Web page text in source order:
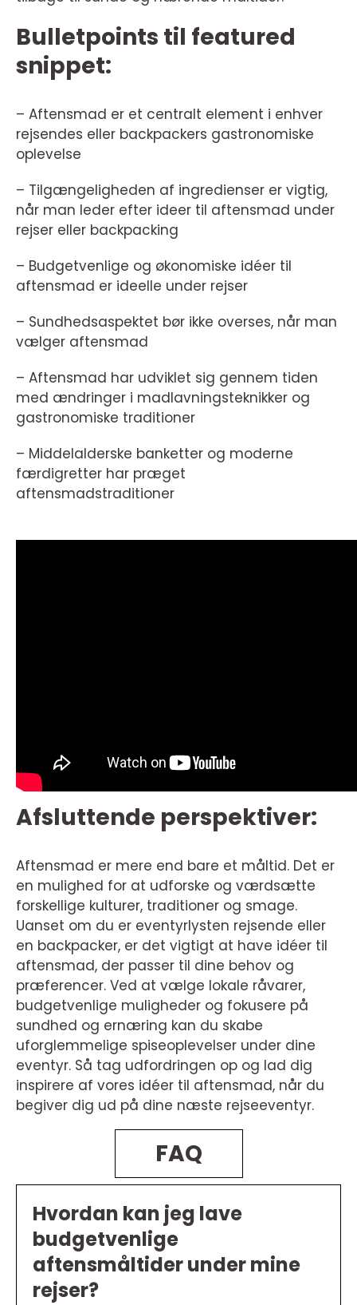
Bulletpoints til featured
snippet:
– Aftensmad er et centralt element i enhver
rejsendes eller backpackers gastronomiske
oplevelse
– Tilgængeligheden af ingredienser er vigtig,
når man leder efter ideer til aftensmad under
rejser eller backpacking
– Budgetvenlige og økonomiske idéer til
aftensmad er ideelle under rejser
– Sundhedsaspektet bør ikke overses, når man
vælger aftensmad
– Aftensmad har udviklet sig gennem tiden
med ændringer i madlavningsteknikker og
gastronomiske traditioner
– Middelalderske banketter og moderne
færdigretter har præget
aftensmadstraditioner
Afsluttende perspektiver:
Aftensmad er mere end bare et måltid. Det er
en mulighed for at udforske og værdsætte
forskellige kulturer, traditioner og smage.
Uanset om du er eventyrlysten rejsende eller
en backpacker, er det vigtigt at have idéer til
aftensmad, der passer til dine behov og
præferencer. Ved at vælge lokale råvarer,
budgetvenlige muligheder og fokusere på
sundhed og ernæring kan du skabe
uforglemmelige spiseoplevelser under dine
eventyr. Så tag udfordringen op og lad dig
inspirere af vores idéer til aftensmad, når du
begiver dig ud på dine næste rejseeventyr.
FAQ
Hvordan kan jeg lave
budgetvenlige
aftensmåltider under mine
rejser?